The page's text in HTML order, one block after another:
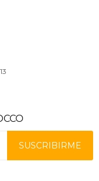
13
SUSCRIBIRME